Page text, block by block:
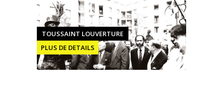
TOUSSAINT LOUVERTURE
PLUS DE DETAILS